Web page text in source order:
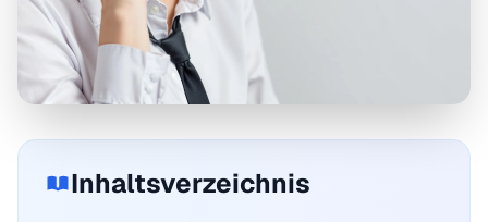
Inhaltsverzeichnis